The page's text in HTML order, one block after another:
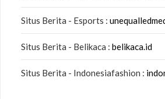
Situs Berita - Esports :
Situs Berita - Belikaca : belikaca.id
Situs Berita - Indonesiafashion :